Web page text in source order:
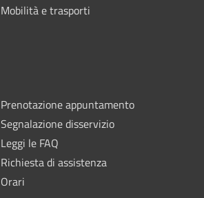
Mobilità e trasporti
Prenotazione appuntamento
Segnalazione disservizio
Leggi le FAQ
Richiesta di assistenza
Orari